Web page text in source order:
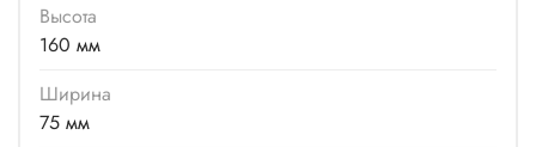
Высота
160 мм
Ширина
75 мм